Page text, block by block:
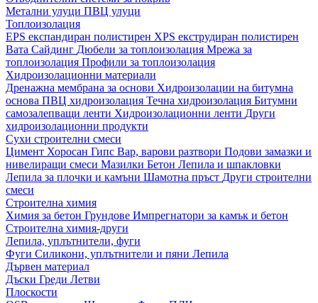
Метални улуци ПВЦ улуци
Топлоизолация
EPS експандиран полистирен XPS екструдиран полистирен
Вата Сайдинг Дюбели за топлоизолация Мрежа за
топлоизолация Профили за топлоизолация
Хидроизолационни материали
Дренажна мембрана за основи Хидроизолации на битумна
основа ПВЦ хидроизолация Течна хидроизолация Битумни
самозалепващи ленти Хидроизолационни ленти Други
хидроизолационни продукти
Сухи строителни смеси
Цимент Хоросан Гипс Вар, варови разтвори Подови замазки и
нивелиращи смеси Мазилки Бетон Лепила и шпакловки
Лепила за плочки и камъни Шамотна пръст Други строителни
смеси
Строителна химия
Химия за бетон Грундове Импрегнатори за камък и бетон
Строителна химия-други
Лепила, уплътнители, фуги
Фуги Силикони, уплътнители и пяни Лепила
Дървен материал
Дъски Греди Летви
Плоскости